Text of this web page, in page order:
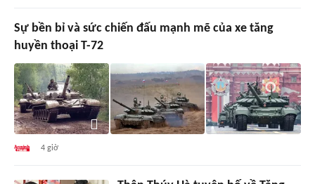
Sự bền bỉ và sức chiến đấu mạnh mẽ của xe tăng
huyền thoại T-72
4 giờ